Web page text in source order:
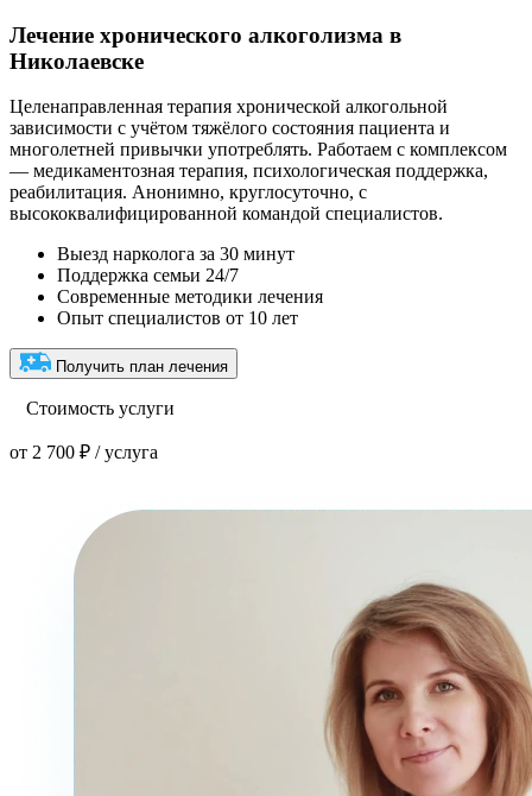
Лечение хронического алкоголизма в
Николаевске
Целенаправленная терапия хронической алкогольной
зависимости с учётом тяжёлого состояния пациента и
многолетней привычки употреблять. Работаем с комплексом
— медикаментозная терапия, психологическая поддержка,
реабилитация. Анонимно, круглосуточно, с
высококвалифицированной командой специалистов.
Выезд нарколога за 30 минут
Поддержка семьи 24/7
Современные методики лечения
Опыт специалистов от 10 лет
Получить план лечения
Стоимость услуги
от 2 700 ₽ / услуга